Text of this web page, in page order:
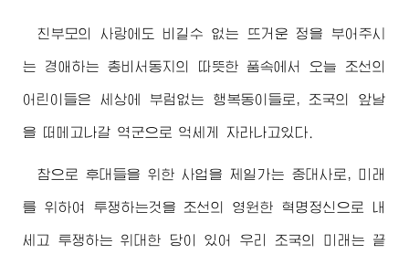
친부모의 사랑에도 비길수 없는 뜨거운 정을 부어주시
는 경애하는 총비서동지 의 따뜻한 품속에서 오늘 조선의
어린이들은 세상에 부럼없는 행복동이들로, 조국의 앞날
을 떠메고나갈 역군으로 억세게 자라나고있다.
참으로 후대들을 위한 사업을 제일가는 중대사로, 미래
를 위하여 투쟁하는것을 조선의 영원한 혁명정신으로 내
세고 투쟁하는 위대한 당이 있어 우리 조국의 미래는 끝